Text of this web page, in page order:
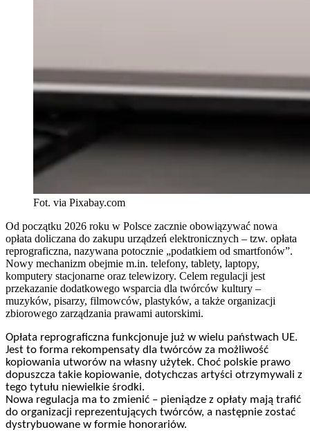
Fot. via Pixabay.com
Od początku 2026 roku w Polsce zacznie obowiązywać nowa
opłata doliczana do zakupu urządzeń elektronicznych – tzw. opłata
reprograficzna, nazywana potocznie „podatkiem od smartfonów”.
Nowy mechanizm obejmie m.in. telefony, tablety, laptopy,
komputery stacjonarne oraz telewizory. Celem regulacji jest
przekazanie dodatkowego wsparcia dla twórców kultury –
muzyków, pisarzy, filmowców, plastyków, a także organizacji
zbiorowego zarządzania prawami autorskimi.
Opłata reprograficzna funkcjonuje już w wielu państwach UE.
Jest to forma rekompensaty dla twórców za możliwość
kopiowania utworów na własny użytek. Choć polskie prawo
dopuszcza takie kopiowanie, dotychczas artyści otrzymywali z
tego tytułu niewielkie środki.
Nowa regulacja ma to zmienić – pieniądze z opłaty mają trafić
do organizacji reprezentujących twórców, a następnie zostać
dystrybuowane w formie honorariów.